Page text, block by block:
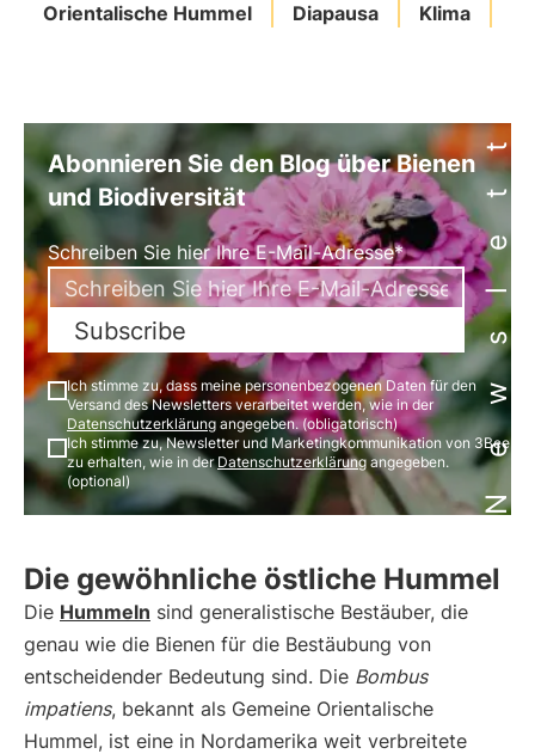
Orientalische Hummel Diapausa Klima Newsletter
Abonnieren Sie den Blog über Bienen
und Biodiversität
Schreiben Sie hier Ihre E-Mail-Adresse*
Subscribe
Ich stimme zu, dass meine personenbezogenen Daten für den
Versand des Newsletters verarbeitet werden, wie in der
Datenschutzerklärung angegeben. (obligatorisch)
Ich stimme zu, Newsletter und Marketingkommunikation von 3Bee
zu erhalten, wie in derDatenschutzerklärungangegeben.
(optional)
Die gewöhnliche östliche Hummel
Die Hummeln sind generalistische Bestäuber, die
genau wie die Bienen für die Bestäubung von
entscheidender Bedeutung sind. Die Bombus
impatiens, bekannt als Gemeine Orientalische
Hummel, ist eine in Nordamerika weit verbreitete